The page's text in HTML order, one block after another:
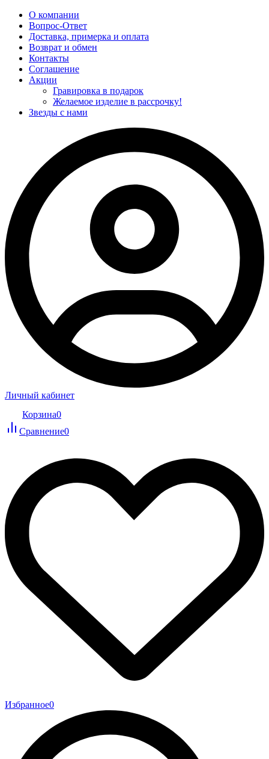
О компании
Вопрос-Ответ
Доставка, примерка и оплата
Возврат и обмен
Контакты
Соглашение
Акции
Гравировка в подарок
Желаемое изделие в рассрочку!
Звезды с нами
Личный кабинет
Корзина0
Сравнение0
Избранное0